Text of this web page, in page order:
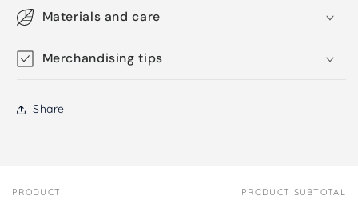
Materials and care
Merchandising tips
Share
PRODUCT PRODUCT SUBTOTAL